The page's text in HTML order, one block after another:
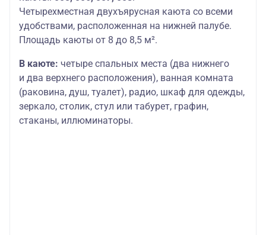
Четырехместная двухъярусная каюта со всеми
удобствами, расположенная на нижней палубе.
Площадь каюты от 8 до 8,5 м².
В каюте: четыре спальных места (два нижнего
и два верхнего расположения), ванная комната
(раковина, душ, туалет), радио, шкаф для одежды,
зеркало, столик, стул или табурет, графин,
стаканы, иллюминаторы.